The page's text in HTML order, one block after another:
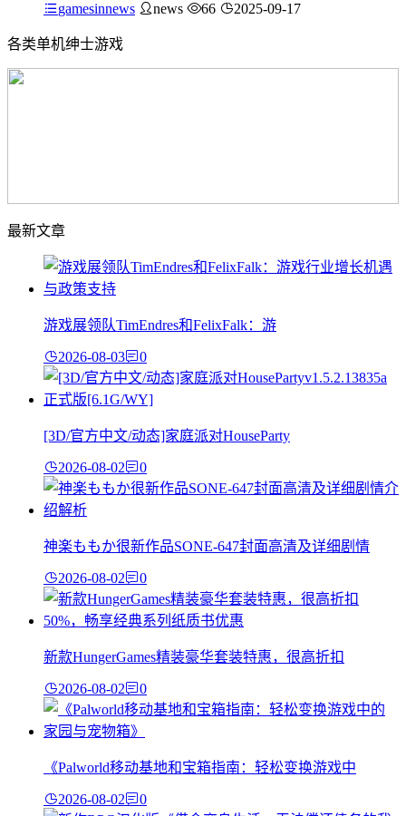
gamesinnews news 66 2025-09-17
各类单机绅士游戏
最新文章
游戏展领队TimEndres和FelixFalk：游
2026-08-03 0
[3D/官方中文/动态]家庭派对HouseParty
2026-08-02 0
神楽ももか很新作品SONE-647封面高清及详细剧情
2026-08-02 0
新款HungerGames精装豪华套装特惠，很高折扣
2026-08-02 0
《Palworld移动基地和宝箱指南：轻松变换游戏中
2026-08-02 0